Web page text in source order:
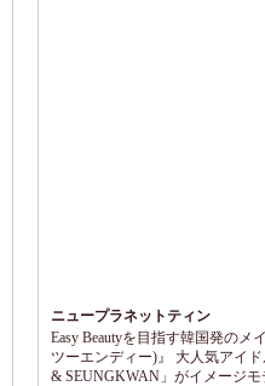
ニュープラネットティン
Easy Beautyを目指す韓国発のメ
ツーエンディー)』 大人気アイ
& SEUNGKWAN」がイメージ